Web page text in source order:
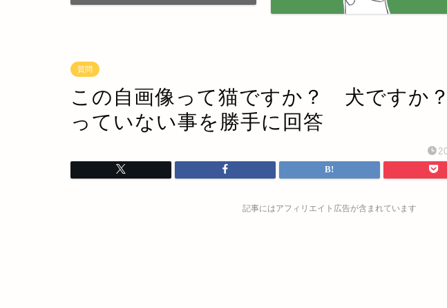
質問
この自画像って猫ですか？ 犬ですか
っていない事を勝手に回答
記事にはアフィリエイト広告が含まれています